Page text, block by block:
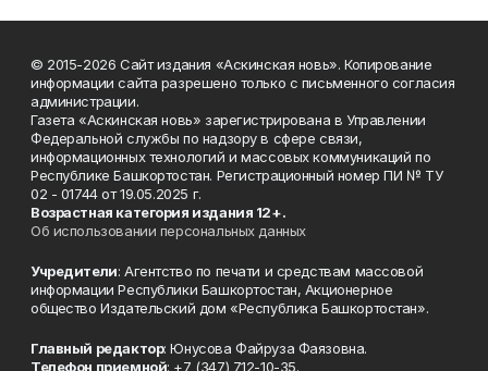
© 2015-2026 Сайт издания «Аскинская новь». Копирование
информации сайта разрешено только с письменного согласия
администрации.
Газета «Аскинская новь» зарегистрирована в Управлении
Федеральной службы по надзору в сфере связи,
информационных технологий и массовых коммуникаций по
Республике Башкортостан. Регистрационный номер ПИ № ТУ
02 - 01744 от 19.05.2025 г.
Возрастная категория издания 12+.
Об использовании персональных данных
Учредители: Агентство по печати и средствам массовой
информации Республики Башкортостан, Акционерное
общество Издательский дом «Республика Башкортостан».
Главный редактор: Юнусова Файруза Фаязовна.
Телефон приемной: +7 (347) 712-10-35.